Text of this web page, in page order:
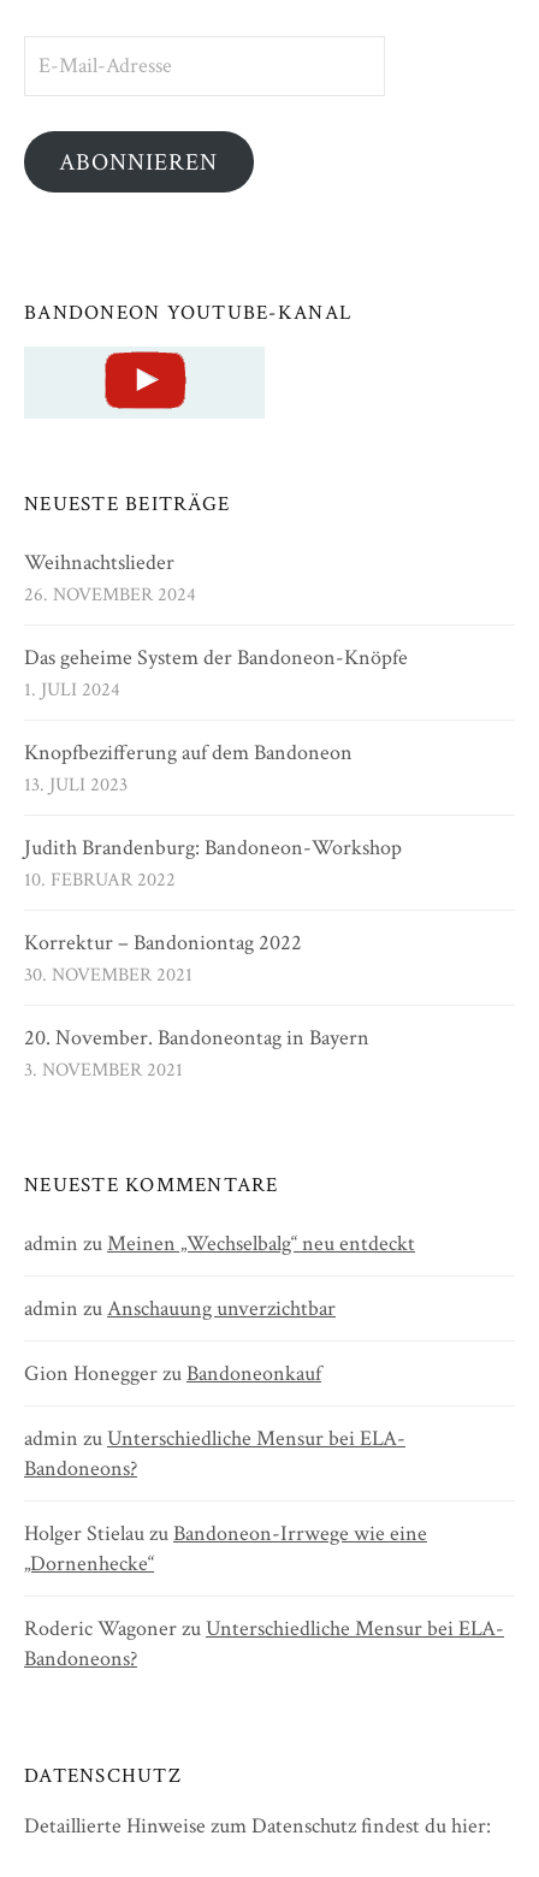
E-
ABONNIEREN
BANDONEON YOUTUBE-KANAL
NEUESTE BEITRÄGE
Weihnachtslieder
26. NOVEMBER 2024
Das geheime System der Bandoneon-Knöpfe
1. JULI 2024
Knopfbezifferung auf dem Bandoneon
13. JULI 2023
Judith Brandenburg: Bandoneon-Workshop
10. FEBRUAR 2022
Korrektur – Bandoniontag 2022
30. NOVEMBER 2021
20. November. Bandoneontag in Bayern
3. NOVEMBER 2021
NEUESTE KOMMENTARE
admin zuMeinen „Wechselbalg“ neu entdeckt
admin zuAnschauung unverzichtbar
Gion HoneggerzuBandoneonkauf
admin zuUnterschiedliche Mensur bei ELA-
Bandoneons?
Holger StielauzuBandoneon-Irrwege wie eine
„Dornenhecke“
Roderic WagonerzuUnterschiedliche Mensur bei ELA-
Bandoneons?
DATENSCHUTZ
Detaillierte Hinweise zum Datenschutz findest du hier: